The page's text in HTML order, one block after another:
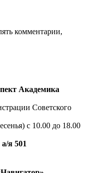
комментарии,
Академика
Советского
с 10.00 до 18.00
я 501